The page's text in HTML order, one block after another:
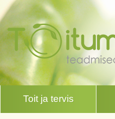
Toit ja tervis